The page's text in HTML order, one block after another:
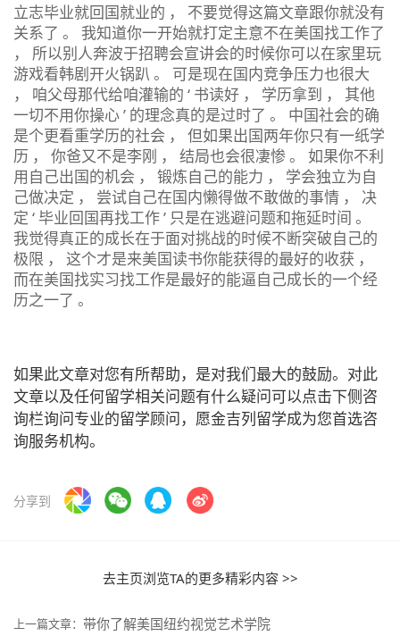
立志毕业就回国就业的 ， 不要觉得这篇文章跟你就没有
关系了 。 我知道你一开始就打定主意不在美国找工作了
， 所以别人奔波于招聘会宣讲会的时候你可以在家里玩
游戏看韩剧开火锅趴 。 可是现在国内竞争压力也很大
， 咱父母那代给咱灌输的 ‘ 书读好 ， 学历拿到 ， 其他
一切不用你操心 ’ 的理念真的是过时了 。 中国社会的确
是个更看重学历的社会 ， 但如果出国两年你只有一纸学
历 ， 你爸又不是李刚 ， 结局也会很凄惨 。 如果你不利
用自己出国的机会 ， 锻炼自己的能力 ， 学会独立为自
己做决定 ， 尝试自己在国内懒得做不敢做的事情 ， 决
定 ‘ 毕业回国再找工作 ’ 只是在逃避问题和拖延时间 。
我觉得真正的成长在于面对挑战的时候不断突破自己的
极限 ， 这个才是来美国读书你能获得的最好的收获 ，
而在美国找实习找工作是最好的能逼自己成长的一个经
历之一了 。
如果此文章对您有所帮助，是对我们最大的鼓励。对此
文章以及任何留学相关问题有什么疑问可以点击下侧咨
询栏询问专业的留学顾问，愿金吉列留学成为您首选咨
询服务机构。
分享到
去主页浏览TA的更多精彩内容 >>
上一篇文章： 带你了解美国纽约视觉艺术学院